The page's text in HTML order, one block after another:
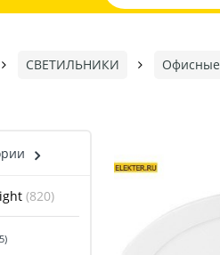
СВЕТИЛЬНИКИ Офисные
(820)